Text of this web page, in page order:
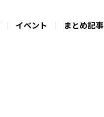
イベント まとめ記事